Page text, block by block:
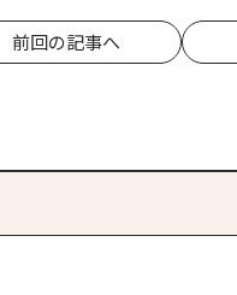
前回の記事へ